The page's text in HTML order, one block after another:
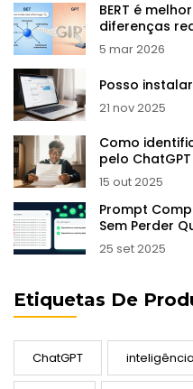
BERT é
diferenças
IA
5 mar 2026
Posso
21 nov 2025
Como
pelo ChatGPT
15 out 2025
Prompt
Sem Perder
Linguagem
25 set 2025
Etiquetas De
ChatGPT